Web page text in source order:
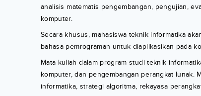
analisis matematis pengembangan, pengujian,
komputer.
Secara khusus, mahasiswa teknik informatika
bahasa pemrograman untuk diaplikasikan pada
Mata kuliah dalam program studi teknik
komputer, dan pengembangan perangkat lunak.
informatika, strategi algoritma, rekayasa